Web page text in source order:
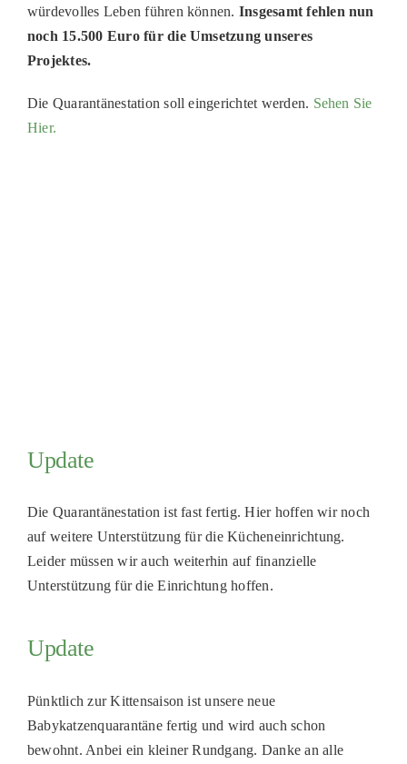
würdevolles Leben führen können. Insgesamt fehlen nun
noch 15.500 Euro für die Umsetzung unseres
Projektes.
Die Quarantänestation soll eingerichtet werden. Sehen Sie
Hier.
Update
Die Quarantänestation ist fast fertig. Hier hoffen wir noch
auf weitere Unterstützung für die Kücheneinrichtung.
Leider müssen wir auch weiterhin auf finanzielle
Unterstützung für die Einrichtung hoffen.
Update
Pünktlich zur Kittensaison ist unsere neue
Babykatzenquarantäne fertig und wird auch schon
bewohnt. Anbei ein kleiner Rundgang. Danke an alle